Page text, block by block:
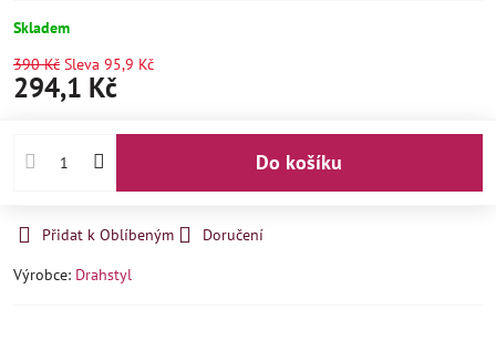
Skladem
390 Kč Sleva 95,9 Kč
294,1 Kč
Do košíku
Přidat k Oblíbeným
Doručení
Výrobce: Drahstyl